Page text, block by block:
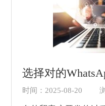
时间：2025-08-20